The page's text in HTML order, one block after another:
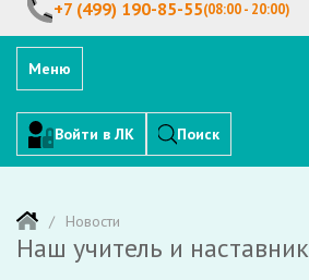
+7 (499) 190-85-55(08:00 - 20:00)
Меню
Войти в ЛК Поиск
Новости
Наш учитель и наставник